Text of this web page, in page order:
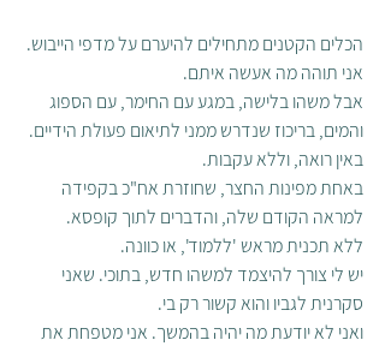
הכלים הקטנים מתחילים להיערם על מדפי הייבוש.
אני תוהה מה אעשה איתם.
אבל משהו בלישה, במגע עם החימר, עם הספוג
והמים, בריכוז שנדרש ממני לתיאום פעולת הידיים.
באין רואה, וללא עקבות.
באחת מפינות החצר, שחוזרת אח"כ בקפידה
למראה הקודם שלה, והדברים לתוך קופסא.
ללא תכנית מראש 'ללמוד', או כוונה.
יש לי צורך להיצמד למשהו חדש, בתוכי. שאני
סקרנית לגביו והוא קשור רק בי.
ואני לא יודעת מה יהיה בהמשך. אני מטפחת את